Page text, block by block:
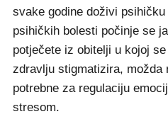
svake godine doživi
psihičkih bolesti počinje se
potječete iz obitelji u kojoj
zdravlju stigmatizira, možda
potrebne za regulaciju
stresom.